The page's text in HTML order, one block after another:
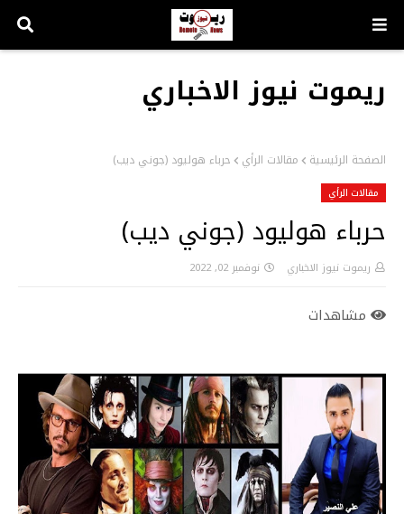
ريموت نيوز الاخباري
الصفحة الرئيسية مقالات الرأي حرباء هوليود (جوني ديب)
مقالات الرأي
حرباء هوليود (جوني ديب)
ريموت نيوز الاخباري نوفمبر 02, 2022
مشاهدات